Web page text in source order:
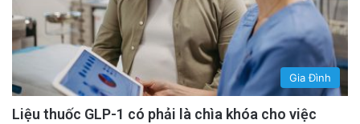
Gia Đình
Liệu thuốc GLP-1 có phải là chìa khóa cho việc